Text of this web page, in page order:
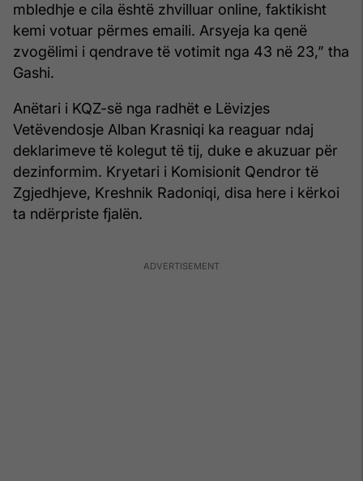
mbledhje e cila është zhvilluar online, faktikisht
kemi votuar përmes emaili. Arsyeja ka qenë
zvogëlimi i qendrave të votimit nga 43 në 23,” tha
Gashi.
Anëtari i KQZ-së nga radhët e Lëvizjes
Vetëvendosje Alban Krasniqi ka reaguar ndaj
deklarimeve të kolegut të tij, duke e akuzuar për
dezinformim. Kryetari i Komisionit Qendror të
Zgjedhjeve, Kreshnik Radoniqi, disa here i kërkoi
ta ndërpriste fjalën.